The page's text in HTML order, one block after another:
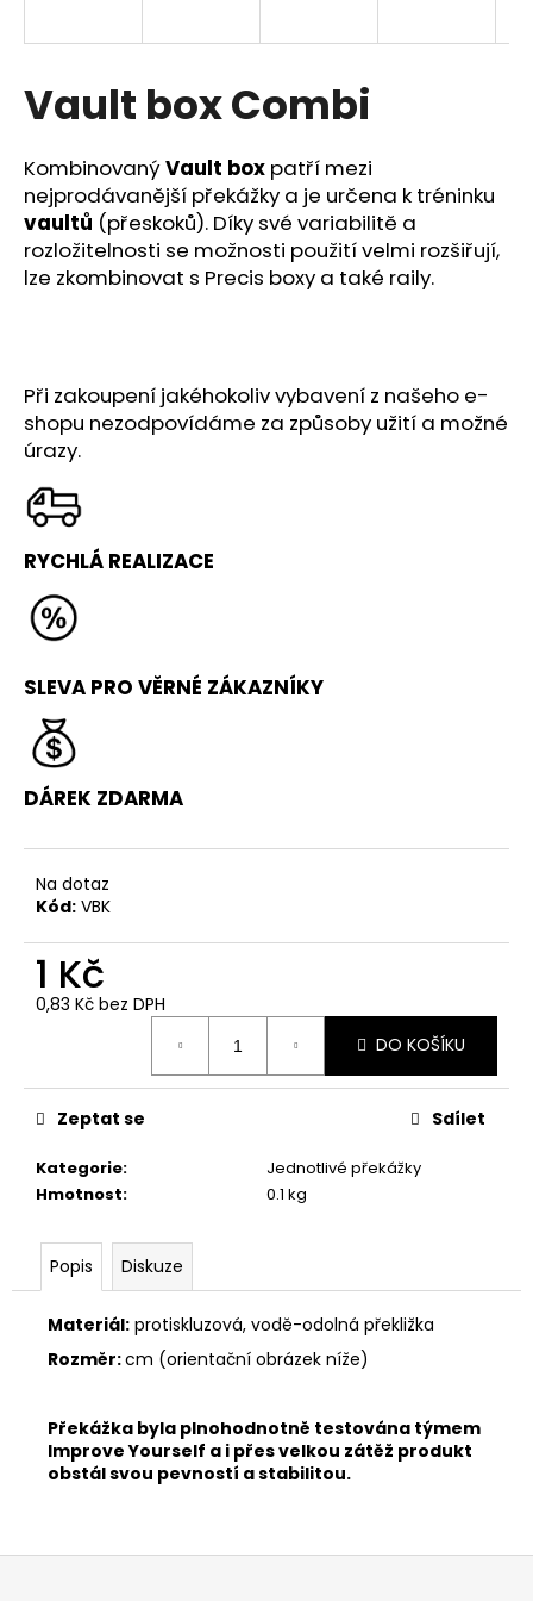
Vault box Combi
KombinovanýVault box patří mezi
nejprodávanější překážky a je určena k tréninku
vaultů (přeskoků). Díky své variabilitě a
rozložitelnosti se možnosti použití velmi rozšiřují,
lze zkombinovat s Precis boxy a také raily.
Při zakoupení jakéhokoliv vybavení z našeho e-
shopu nezodpovídáme za způsoby užití a možné
úrazy.
RYCHLÁ REALIZACE
SLEVA PRO VĚRNÉ ZÁKAZNÍKY
DÁREK ZDARMA
Na dotaz
Kód: VBK
1 Kč
0,83 Kč bez DPH
DO KOŠÍKU
Kategorie:
Jednotlivé překážky
Hmotnost: 0.1 kg
Zeptat se Sdílet
Popis Diskuze
Materiál: protiskluzová, vodě-odolná překližka
Rozměr:cm (orientační obrázek níže)
Překážka byla plnohodnotně testována týmem
Improve Yourself a i přes velkou zátěž produkt
obstál svou pevností a stabilitou.
í
t
?
HLEDAT
D
o
p
o
r
u
č
u
e
m
ŠKOLA
PARKOURU
PRO
ZAČÁTEČNÍKY
1
190
Kč
Původně:
490
Kč
Z